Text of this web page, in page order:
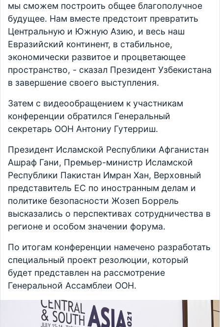
мы сможем построить общее благополучное
будущее. Нам вместе предстоит превратить
Центральную и Южную Азию, и весь наш
Евразийский континент, в стабильное,
экономически развитое и процветающее
пространство, - сказал Президент Узбекистана
в завершение своего выступления.
Затем с видеообращением к участникам
конференции обратился Генеральный
секретарь ООН Антониу Гутерриш.
Президент Исламской Республики Афганистан
Ашраф Гани, Премьер-министр Исламской
Республики Пакистан Имран Хан, Верховный
представитель ЕС по иностранным делам и
политике безопасности Жозеп Боррель
высказались о перспективах сотрудничества в
регионе и особом значении форума.
По итогам конференции намечено разработать
специальный проект резолюции, который
будет представлен на рассмотрение
Генеральной Ассамблеи ООН.